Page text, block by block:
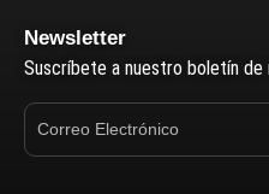
Newsletter
Suscríbete a nuestro boletín de